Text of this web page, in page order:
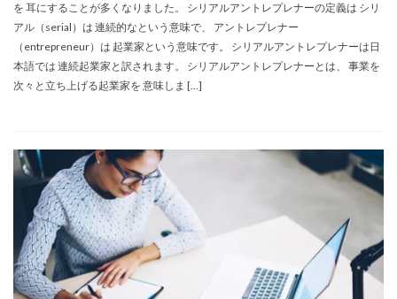
を 耳にすることが多くなりました。 シリアルアントレプレナーの定義は シリ
アル（serial）は 連続的なという意味で、 アントレプレナー
（entrepreneur）は 起業家という意味です。 シリアルアントレプレナーは日
本語では 連続起業家と訳されます。 シリアルアントレプレナーとは、 事業を
次々と立ち上げる起業家を 意味しま […]